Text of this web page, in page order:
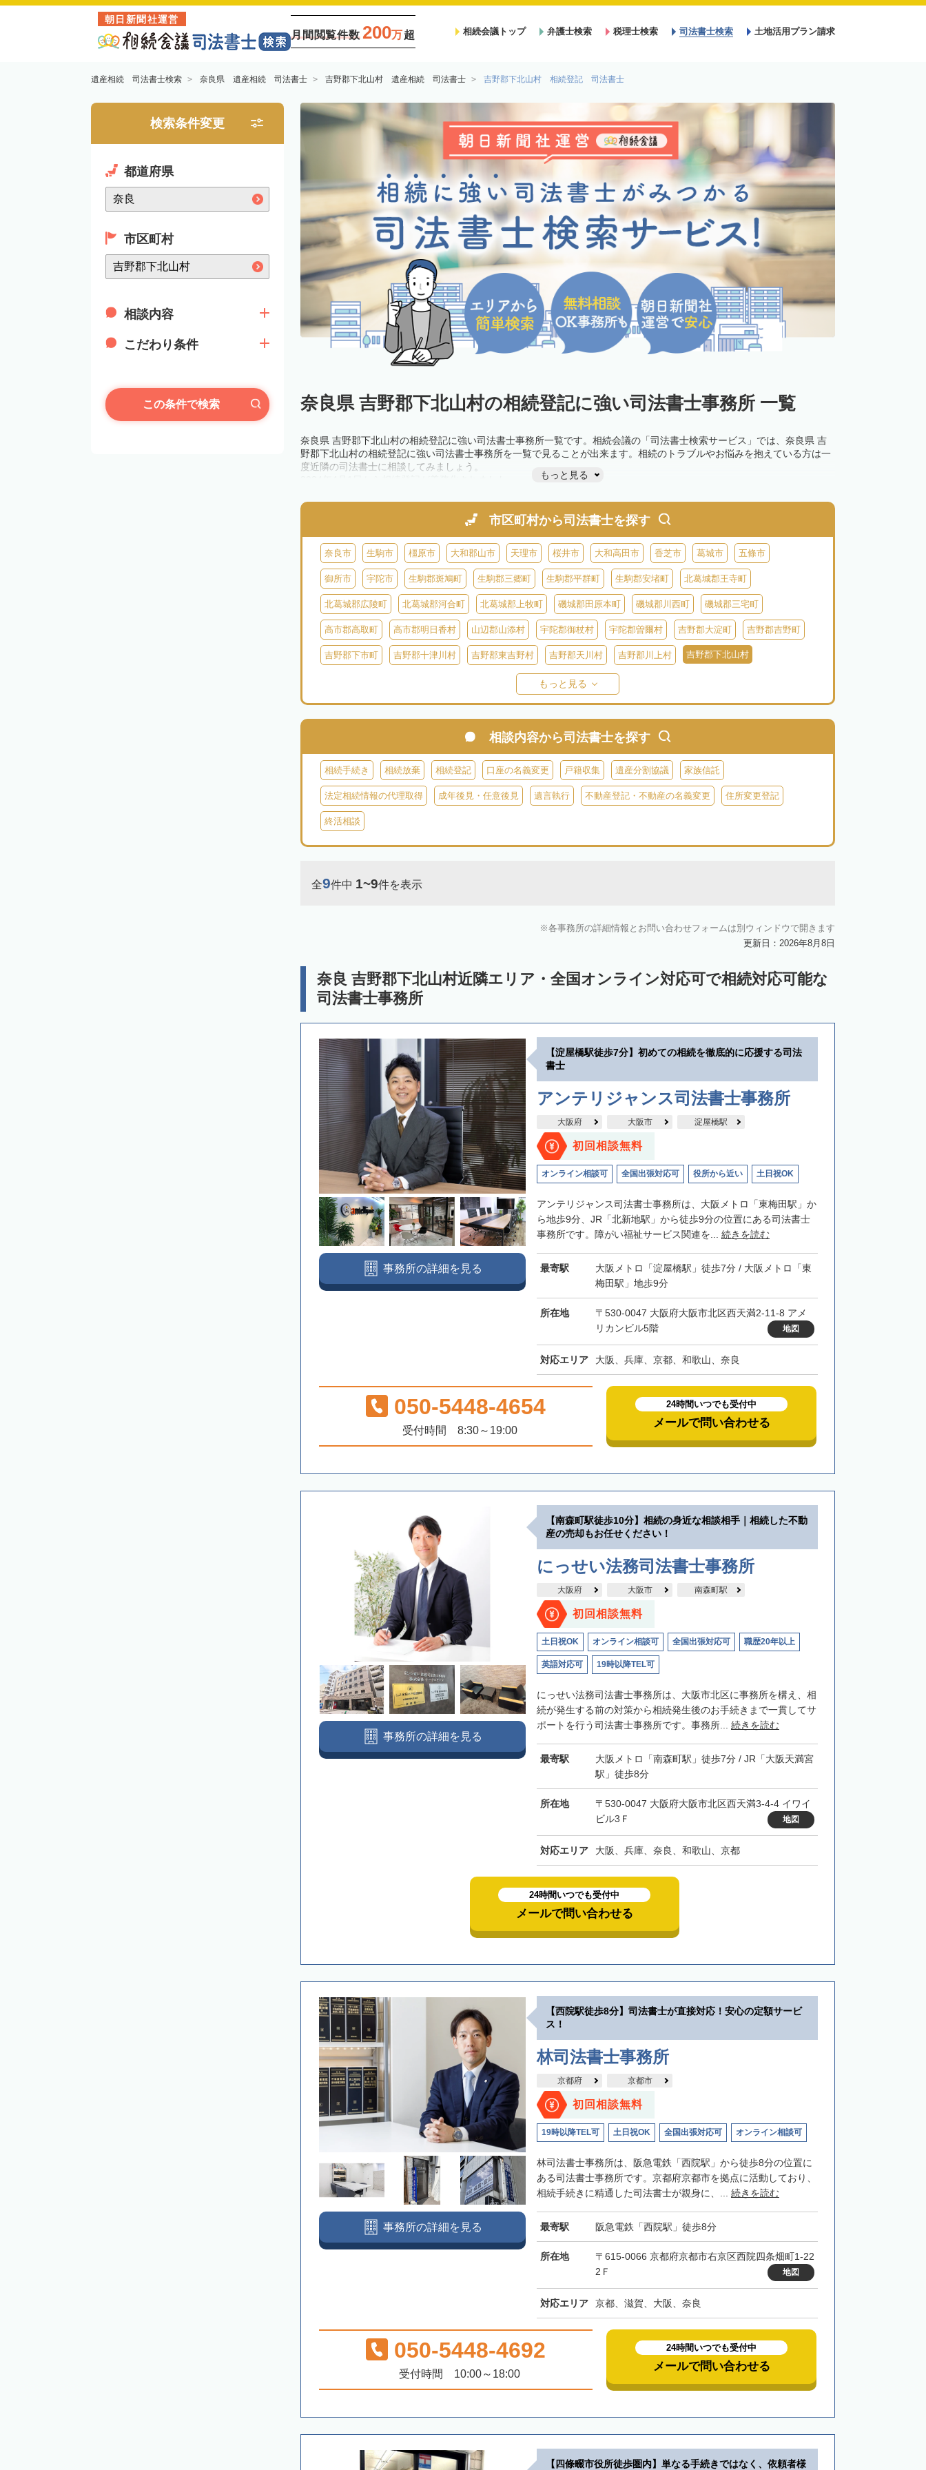
朝日新聞社運営
月間閲覧件数 200万超 相続会議トップ 弁護士検索 税理士検索 司法書士検索 土地活用プラン請求
遺産相続 司法書士検索 奈良県 遺産相続 司法書士 吉野郡下北山村 遺産相続 司法書士 吉野郡下北山村 相続登記 司法書士
検索条件変更
都道府県
市区町村
相談内容
こだわり条件
この条件で検索 奈良県 吉野郡下北山村の相続登記に強い司法書士事務所 一覧
奈良県 吉野郡下北山村の相続登記に強い司法書士事務所一覧です。相続会議の「司法書士検索サービス」では、奈良県 吉
野郡下北山村の相続登記に強い司法書士事務所を一覧で見ることが出来ます。相続のトラブルやお悩みを抱えている方は一
度近隣の司法書士に相談してみましょう。
きが必要です。義務化前の相続も対象となるため注意しましょう。
相続登記は法律で定められており、司法書士に依頼すれば手間を省けます。その他の相続手続きも任せることが可能です。
制度の活用を検討しましょう。司法書士への相談も可能です。
もっと見る
市区町村から司法書士を探す
奈良市 生駒市 橿原市 大和郡山市 天理市 桜井市 大和高田市 香芝市 葛城市 五條市
御所市 宇陀市 生駒郡斑鳩町 生駒郡三郷町 生駒郡平群町 生駒郡安堵町 北葛城郡王寺町
北葛城郡広陵町 北葛城郡河合町 北葛城郡上牧町 磯城郡田原本町 磯城郡川西町 磯城郡三宅町
高市郡高取町 高市郡明日香村 山辺郡山添村 宇陀郡御杖村 宇陀郡曽爾村 吉野郡大淀町 吉野郡吉野町
吉野郡下市町 吉野郡十津川村 吉野郡東吉野村 吉野郡天川村 吉野郡川上村 吉野郡下北山村
もっと見る
相談内容から司法書士を探す
相続手続き 相続放棄 相続登記 口座の名義変更 戸籍収集 遺産分割協議 家族信託
法定相続情報の代理取得 成年後見・任意後見 遺言執行 不動産登記・不動産の名義変更 住所変更登記
終活相談
全9件中 1~9件を表示
各事務所の詳細情報とお問い合わせフォームは別ウィンドウで開きます
更新日：2026年8月8日
奈良 吉野郡下北山村近隣エリア・全国オンライン対応可で相続対応可能な
司法書士事務所
【淀屋橋駅徒歩7分】初めての相続を徹底的に応援する司法
書士
アンテリジャンス司法書士事務所
大阪府 大阪市 淀屋橋駅
初回相談無料
オンライン相談可 全国出張対応可 役所から近い 土日祝OK
アンテリジャンス司法書士事務所は、大阪メトロ「東梅田駅」か
ら地歩9分、JR「北新地駅」から徒歩9分の位置にある司法書士
事務所です。障がい福祉サービス関連を... 続きを読む
最寄駅
大阪メトロ「淀屋橋駅」徒歩7分 / 大阪メトロ「東
梅田駅」地歩9分
所在地
〒530-0047 大阪府大阪市北区西天満2-11-8 アメ
リカンビル5階
地図
対応エリア 大阪、兵庫、京都、和歌山、奈良
事務所の詳細を見る
050-5448-4654
受付時間 8:30～19:00
24時間いつでも受付中
メールで問い合わせる
【南森町駅徒歩10分】相続の身近な相談相手｜相続した不動
産の売却もお任せください！
にっせい法務司法書士事務所
大阪府 大阪市 南森町駅
初回相談無料
土日祝OK オンライン相談可 全国出張対応可 職歴20年以上
英語対応可 19時以降TEL可
にっせい法務司法書士事務所は、大阪市北区に事務所を構え、相
続が発生する前の対策から相続発生後のお手続きまで一貫してサ
ポートを行う司法書士事務所です。事務所... 続きを読む
最寄駅
大阪メトロ「南森町駅」徒歩7分 / JR「大阪天満宮
駅」徒歩8分
所在地
〒530-0047 大阪府大阪市北区西天満3-4-4 イワイ
ビル3Ｆ
地図
対応エリア 大阪、兵庫、奈良、和歌山、京都
事務所の詳細を見る
24時間いつでも受付中
メールで問い合わせる
【西院駅徒歩8分】司法書士が直接対応！安心の定額サービ
ス！
林司法書士事務所
京都府 京都市
初回相談無料
19時以降TEL可 土日祝OK 全国出張対応可 オンライン相談可
林司法書士事務所は、阪急電鉄「西院駅」から徒歩8分の位置に
ある司法書士事務所です。京都府京都市を拠点に活動しており、
相続手続きに精通した司法書士が親身に、... 続きを読む
最寄駅 阪急電鉄「西院駅」徒歩8分
所在地
〒615-0066 京都府京都市右京区西院四条畑町1-22
2Ｆ
地図
対応エリア 京都、滋賀、大阪、奈良
事務所の詳細を見る
050-5448-4692
受付時間 10:00～18:00
24時間いつでも受付中
メールで問い合わせる
【四條畷市役所徒歩圏内】単なる手続きではなく、依頼者様